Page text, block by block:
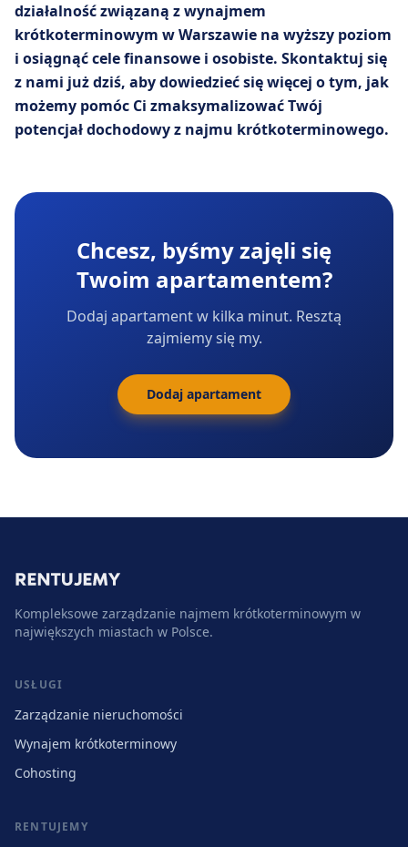
działalność związaną z wynajmem
krótkoterminowym w Warszawie na wyższy poziom
i osiągnąć cele finansowe i osobiste. Skontaktuj się
z nami już dziś, aby dowiedzieć się więcej o tym, jak
możemy pomóc Ci zmaksymalizować Twój
potencjał dochodowy z najmu krótkoterminowego.
Chcesz, byśmy zajęli się
Twoim apartamentem?
Dodaj apartament w kilka minut. Resztą
zajmiemy się my.
Dodaj apartament
Kompleksowe zarządzanie najmem krótkoterminowym w
największych miastach w Polsce.
USŁUGI
Zarządzanie nieruchomości
Wynajem krótkoterminowy
Cohosting
RENTUJEMY